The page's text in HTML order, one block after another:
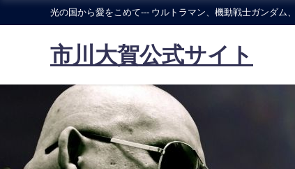
光の国から愛をこめて--- ウルトラマン、機動戦士ガンダ
市川大賀公式サイト